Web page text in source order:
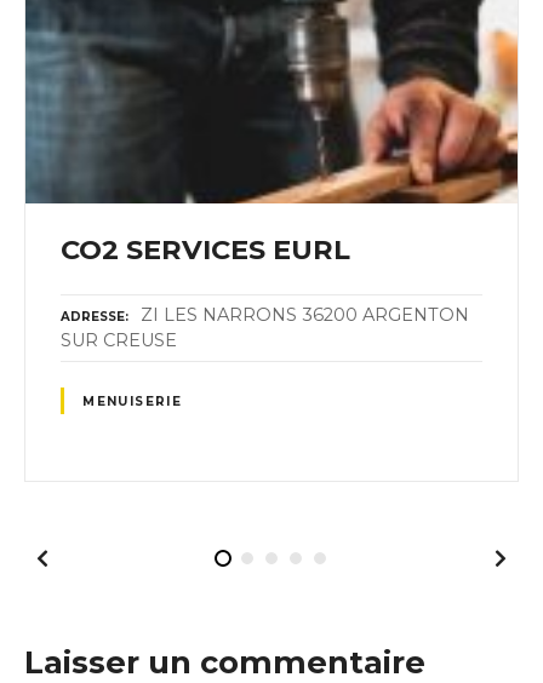
CO2 SERVICES EURL
ADRESSE
ZI LES NARRONS 36200 ARGENTON
SUR CREUSE
MENUISERIE
Laisser un commentaire